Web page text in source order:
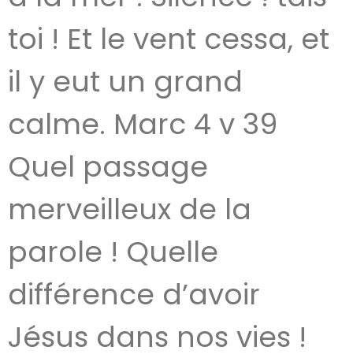
toi ! Et le vent cessa, et
il y eut un grand
calme. Marc 4 v 39
Quel passage
merveilleux de la
parole ! Quelle
différence d’avoir
Jésus dans nos vies !